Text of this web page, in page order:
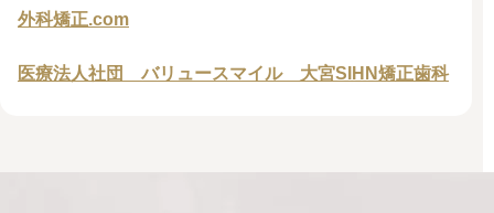
外科矯正.com
医療法人社団 バリュースマイル 大宮SIHN矯正歯科